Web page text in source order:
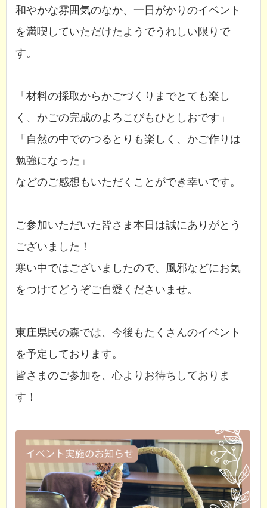
和やかな雰囲気のなか、一日がかりのイベント
を満喫していただけたようでうれしい限りで
す。
「材料の採取からかごづくりまでとても楽し
く、かごの完成のよろこびもひとしおです」
「自然の中でのつるとりも楽しく、かご作りは
勉強になった」
などのご感想もいただくことができ幸いです。
ご参加いただいた皆さま本日は誠にありがとう
ございました！
寒い中ではございましたので、風邪などにお気
をつけてどうぞご自愛くださいませ。
東庄県民の森では、今後もたくさんのイベント
を予定しております。
皆さまのご参加を、心よりお待ちしておりま
す！